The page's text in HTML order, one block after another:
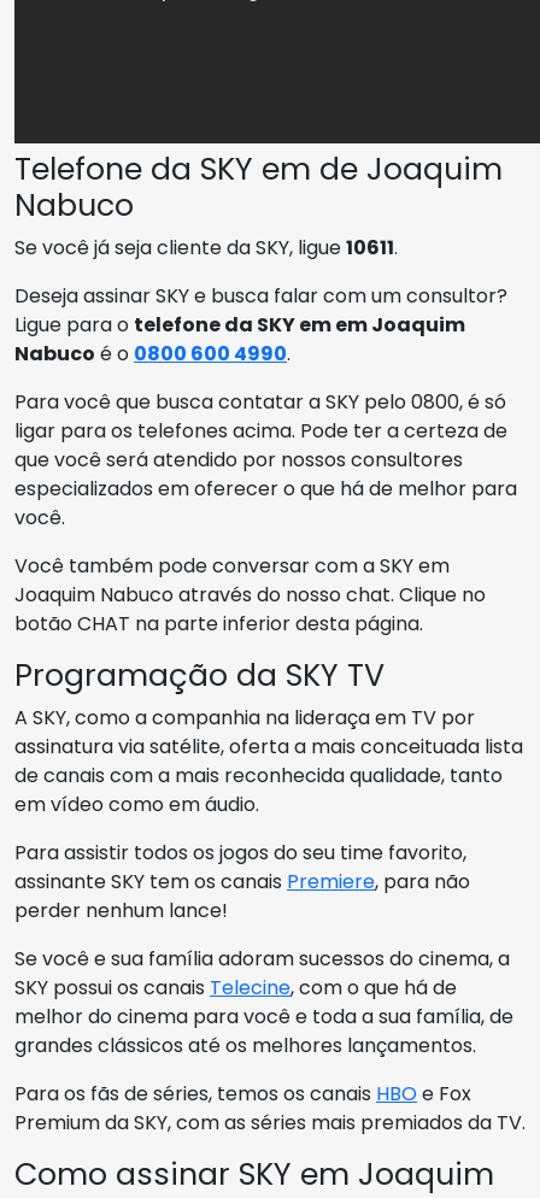
Telefone da SKY em de Joaquim
Nabuco
Se você já seja cliente da SKY, ligue10611.
Deseja assinar SKY e busca falar com um consultor?
Ligue para o telefone da SKY em em Joaquim
Nabuco é o 0800 600 4990.
Para você que busca contatar a SKY pelo 0800, é só
ligar para os telefones acima. Pode ter a certeza de
que você será atendido por nossos consultores
especializados em oferecer o que há de melhor para
você.
Você também pode conversar com a SKY em
Joaquim Nabuco através do nosso chat. Clique no
botão CHAT na parte inferior desta página.
Programação da SKY TV
A SKY, como a companhia na lideraça em TV por
assinatura via satélite, oferta a mais conceituada lista
de canais com a mais reconhecida qualidade, tanto
em vídeo como em áudio.
Para assistir todos os jogos do seu time favorito,
assinante SKY tem os canais Premiere, para não
perder nenhum lance!
Se você e sua família adoram sucessos do cinema, a
SKY possui os canais Telecine, com o que há de
melhor do cinema para você e toda a sua família, de
grandes clássicos até os melhores lançamentos.
Para os fãs de séries, temos os canais HBOe Fox
Premium da SKY, com as séries mais premiados da TV.
Como assinar SKY em Joaquim